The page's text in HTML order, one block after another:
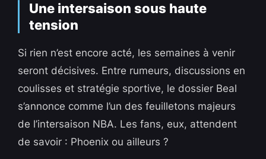
Une intersaison sous haute
tension
Si rien n’est encore acté, les semaines à venir
seront décisives. Entre rumeurs, discussions en
coulisses et stratégie sportive, le dossier Beal
s’annonce comme l’un des feuilletons majeurs
de l’intersaison NBA. Les fans, eux, attendent
de savoir : Phoenix ou ailleurs ?